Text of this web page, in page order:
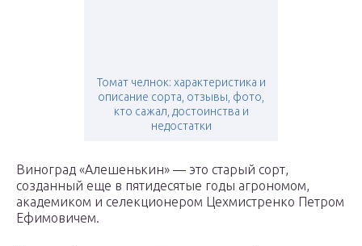
Томат челнок: характеристика и
описание сорта, отзывы, фото,
кто сажал, достоинства и
недостатки
Виноград «Алешенькин» — это старый сорт,
созданный еще в пятидесятые годы агрономом,
академиком и селекционером Цехмистренко Петром
Ефимовичем.